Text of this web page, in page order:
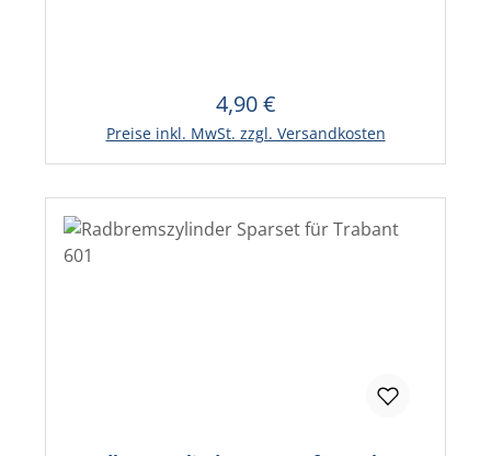
Regulärer Preis:
4,90 €
Preise inkl. MwSt. zzgl. Versandkosten
In den Warenkorb